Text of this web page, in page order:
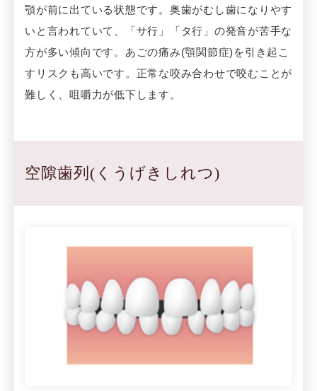
顎が前に出ている状態です。奥歯がむし歯になりやす
いと言われていて、「サ行」「タ行」の発音が苦手な
方が多い傾向です。あごの痛み(顎関節症)を引き起こ
すリスクも高いです。正常な咬み合わせで咬むことが
難しく、咀嚼力が低下します。
空隙歯列(くうげきしれつ)